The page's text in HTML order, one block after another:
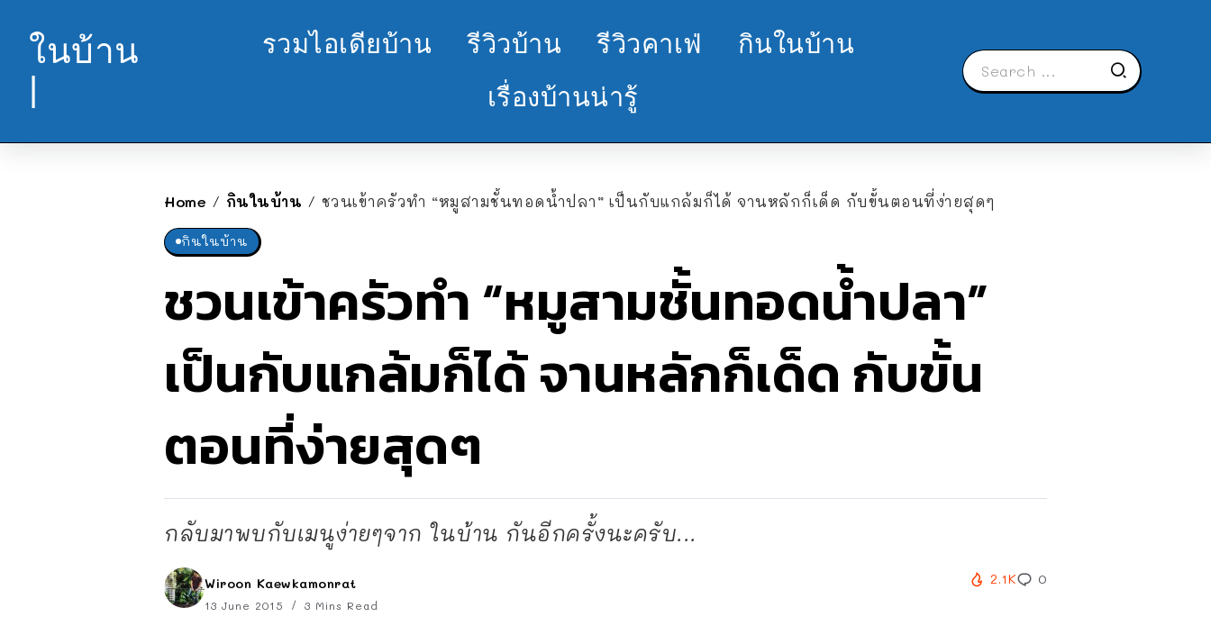
ในบ้าน
|
รวมไอเดียบ้าน รีวิวบ้าน รีวิวคาเฟ่
กินในบ้าน
เรื่องบ้านน่ารู้
Home / กินในบ้าน / ชวนเข้าครัวทำ “หมูสามชั้นทอดน้ำปลา” เป็นกับแกล้มก็ได้ จานหลักก็เด็ด กับขั้นตอนที่ง่ายสุดๆ
กินในบ้าน
ชวนเข้าครัวทำ “หมูสามชั้นทอดน้ำปลา”
เป็นกับแกล้มก็ได้ จานหลักก็เด็ด กับขั้น
ตอนที่ง่ายสุดๆ
กลับมาพบกับเมนูง่ายๆจาก ในบ้าน กันอีกครั้งนะครับ...
Wiroon Kaewkamonrat
13 June 2015 3 Mins Read
2.1K 0